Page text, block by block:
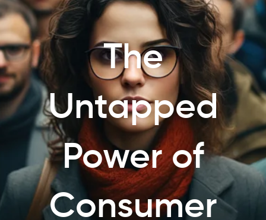
The
Untapped
Power of
Consumer